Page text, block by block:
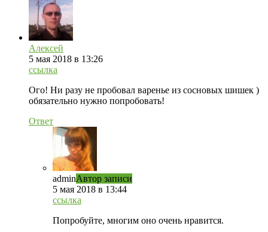
Алексей
5 мая 2018 в 13:26
ссылка
Ого! Ни разу не пробовал варенье из сосновых шишек )
обязательно нужно попробовать!
Ответ
adminАвтор записи
5 мая 2018 в 13:44
ссылка
Попробуйте, многим оно очень нравится.